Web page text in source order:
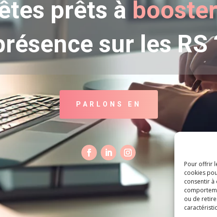
Pour offrir
cookies
consentir à
ou de
prêts à booster
sur les RS
PARLONS EN